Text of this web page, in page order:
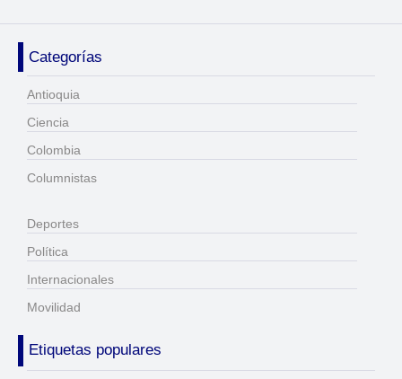
Categorías
Antioquia
Ciencia
Colombia
Columnistas
Deportes
Política
Internacionales
Movilidad
Etiquetas populares